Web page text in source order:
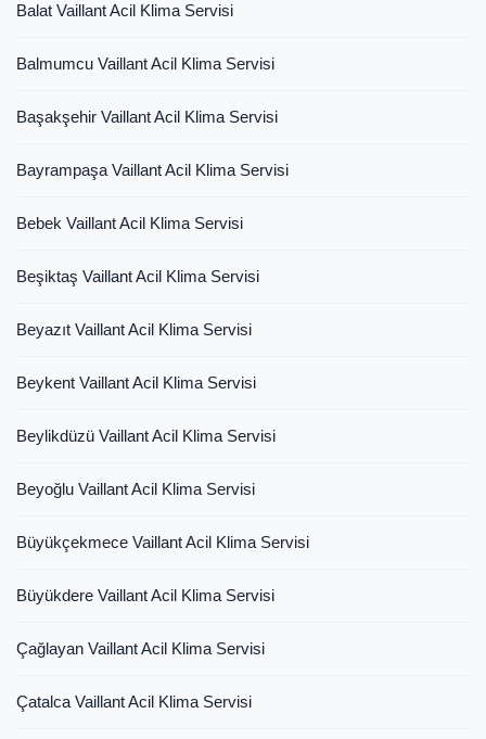
Balat Vaillant Acil Klima Servisi
Balmumcu Vaillant Acil Klima Servisi
Başakşehir Vaillant Acil Klima Servisi
Bayrampaşa Vaillant Acil Klima Servisi
Bebek Vaillant Acil Klima Servisi
Beşiktaş Vaillant Acil Klima Servisi
Beyazıt Vaillant Acil Klima Servisi
Beykent Vaillant Acil Klima Servisi
Beylikdüzü Vaillant Acil Klima Servisi
Beyoğlu Vaillant Acil Klima Servisi
Büyükçekmece Vaillant Acil Klima Servisi
Büyükdere Vaillant Acil Klima Servisi
Çağlayan Vaillant Acil Klima Servisi
Çatalca Vaillant Acil Klima Servisi